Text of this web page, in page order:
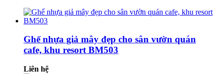
Ghế nhựa giả mây đẹp cho sân vườn quán
cafe, khu resort BM503
Liên hệ